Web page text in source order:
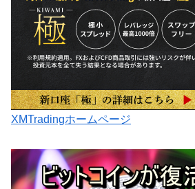
XMTradingホームページ